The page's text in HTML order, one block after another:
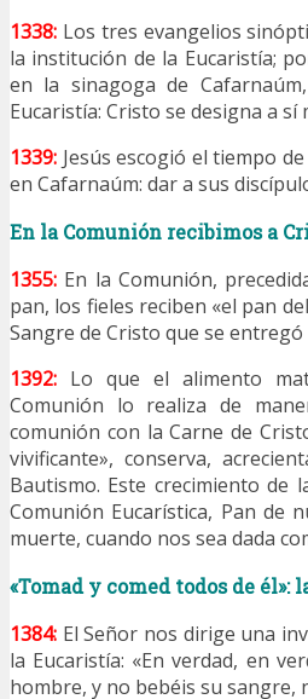
1338: Los tres evangelios
la institución de la Eucaristía;
en la sinagoga de
Eucaristía: Cristo se designa a sí
1339: Jesús escogió el tiempo
en Cafarnaúm: dar a sus
En la Comunión recibimos a
1355: En la Comunión,
pan, los fieles reciben «el pan
Sangre de Cristo que se
1392: Lo que el alimento
Comunión lo realiza de
comunión con la Carne de
vivificante», conserva,
Bautismo. Este crecimiento de
Comunión Eucarística, Pan de
muerte, cuando nos sea dada
«Tomad y comed todos de él»:
1384: El Señor nos dirige una
la Eucaristía: «En verdad, en
hombre, y no bebéis su sangre,